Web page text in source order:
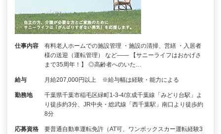
仕事内容
有料老人ホームでの施設管理 ・施設の清掃、営繕 ・入居者
様の送迎（運転管理） など―― 【サニーライフはおかげさ
まで35周年！】 ◎高齢者へのいた…
給与 月給207,000円以上 ※給与幅は経験・能力による
勤務地
千葉県千葉市稲毛区緑町1-3-4/京成千葉線「みどり台駅」よ
り徒歩約3分、JR中央・総武線「西千葉駅」南口より徒歩約
8分
応募資格
要普通自動車運転免許（AT可、ワンボックスカー運転経験3